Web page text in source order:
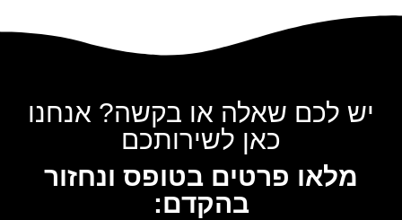
יש לכם שאלה או בקשה? אנחנו
כאן לשירותכם
מלאו פרטים בטופס ונחזור
בהקדם: